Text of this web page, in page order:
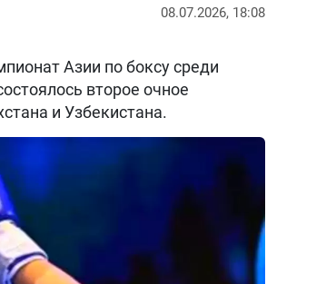
08.07.2026, 18:08
Азии по боксу среди
второе очное
и Узбекистана.